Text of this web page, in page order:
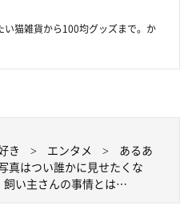
猫雑貨から100均グッズまで。か
き エンタメ
あるあ
真はつい誰かに見せたくな
飼い主さんの事情とは…